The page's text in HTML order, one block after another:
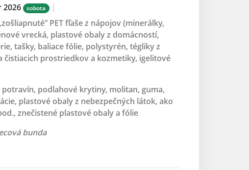
2026 sobota
|
PET fľaše z nápojov (minerálky,
vrecká, plastové obaly z domácností,
tašky, baliace fólie, polystyrén, tégliky z
čistiacich prostriedkov a kozmetiky, igelitové
podlahové krytiny, molitan, guma,
plastové obaly z nebezpečných látok, ako
znečistené plastové obaly a fólie
bunda